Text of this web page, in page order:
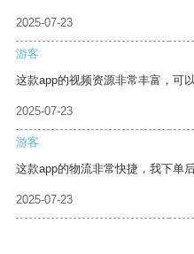
2025-07-23
游客
这款app的视频资源非常丰富，可
2025-07-23
游客
这款app的物流非常快捷，我下单
2025-07-23